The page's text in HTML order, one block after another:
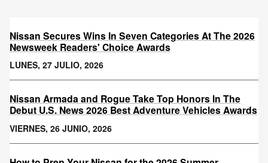
Nissan Secures Wins In Seven Categories At The 2026
Newsweek Readers' Choice Awards
LUNES, 27 JULIO, 2026
Nissan Armada and Rogue Take Top Honors In The
Debut U.S. News 2026 Best Adventure Vehicles Awards
VIERNES, 26 JUNIO, 2026